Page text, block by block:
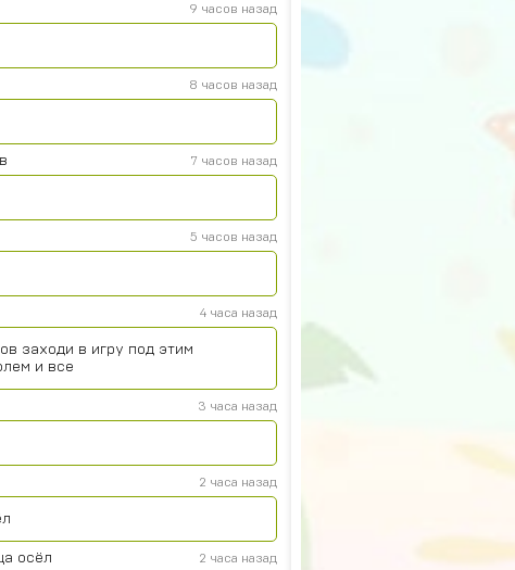
9 часов назад
8 часов назад
7 часов назад
5 часов назад
4 часа назад
заходи в игру под этим
и все
3 часа назад
2 часа назад
осёл 2 часа назад